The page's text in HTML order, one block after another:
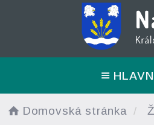
Domovská stránka